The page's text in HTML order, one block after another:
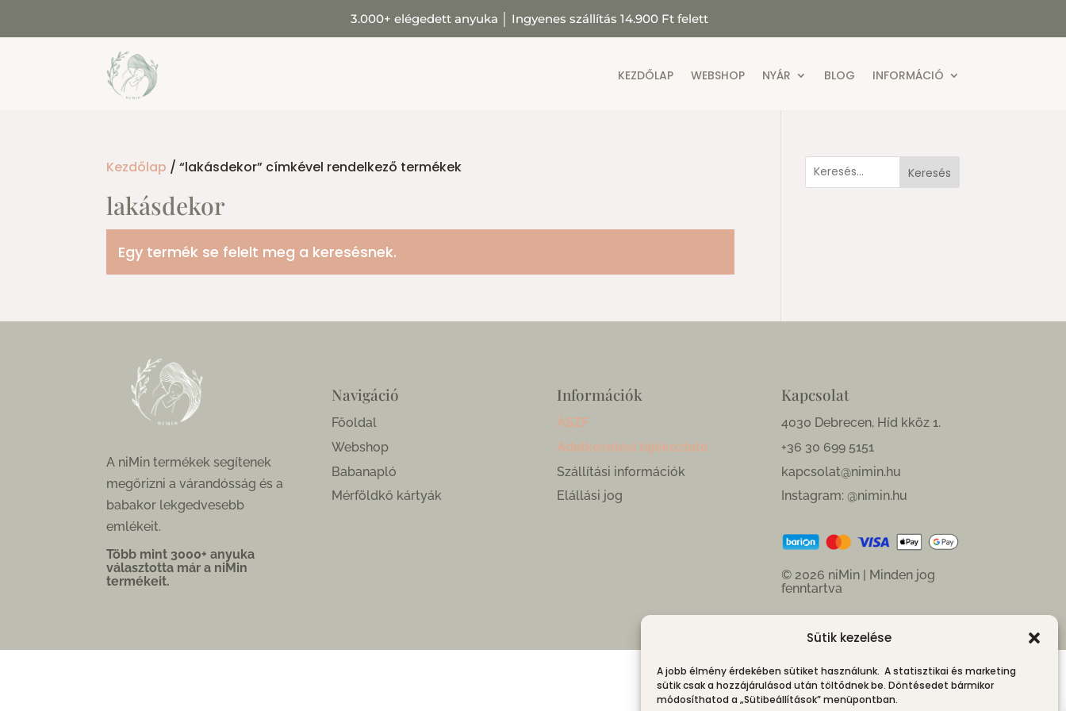
Sütik kezelése
A jobb élmény érdekében sütiket használunk. A statisztikai és marketing
sütik csak a hozzájárulásod után töltődnek be. Döntésedet bármikor
módosíthatod a „Sütibeállítások” menüpontban.
3.000+ elégedett anyuka Ingyenes szállítás 14.900 Ft felett
KEZDŐLAP WEBSHOP NYÁR BLOG INFORMÁCIÓ
Kezdőlap / “lakásdekor” címkével rendelkező termékek
lakásdekor
Egy termék se felelt meg a keresésnek.
Keresés
A niMin termékek segítenek
megőrizni a várandósság és a
babakor lekgedvesebb
emlékeit.
Több mint 3000+ anyuka
választotta már a niMin
termékeit.
Navigáció
Főoldal
Webshop
Babanapló
Mérföldkő kártyák
Információk
ÁSZF
Adatkezelési tájékoztató
Szállítási információk
Elállási jog
Kapcsolat
4030 Debrecen, Híd kköz 1.
+36 30 699 5151
kapcsolat@nimin.hu
Instagram: @nimin.hu
© 2026 niMin | Minden jog
fenntartva